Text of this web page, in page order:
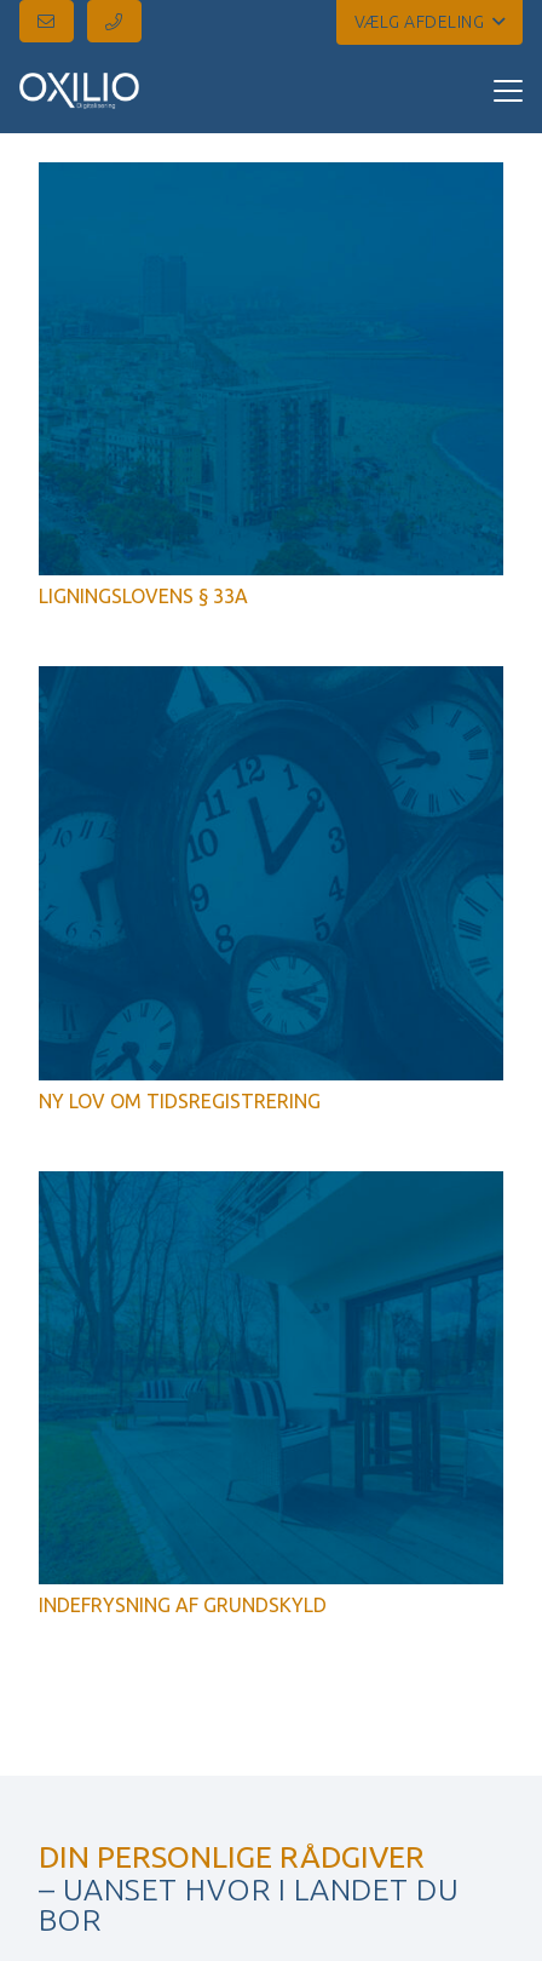
VÆLG AFDELING
LIGNINGSLOVENS § 33A
NY LOV OM TIDSREGISTRERING
INDEFRYSNING AF GRUNDSKYLD
DIN PERSONLIGE RÅDGIVER
– UANSET HVOR I LANDET DU
BOR